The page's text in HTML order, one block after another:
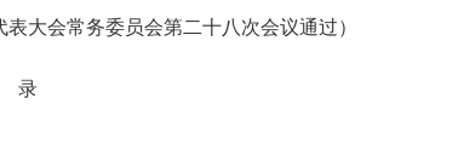
大会常务委员会第二十八次会议通过）
录